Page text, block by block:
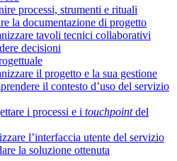
processi, strumenti e rituali
la documentazione di progetto
tavoli tecnici collaborativi
decisioni
il progetto e la sua gestione
il contesto d’uso del servizio
i processi e i touchpointdel
l’interfaccia utente del servizio
la soluzione ottenuta